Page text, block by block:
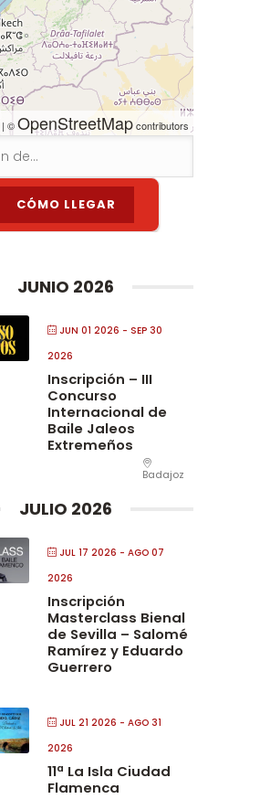
| ©OpenStreetMapcontributors
JUNIO 2026
JUN 01 2026 - SEP 30
2026
Inscripción – III
Concurso
Internacional de
Baile Jaleos
Extremeños
Badajoz
JULIO 2026
JUL 17 2026 - AGO 07
2026
Inscripción
Masterclass Bienal
de Sevilla – Salomé
Ramírez y Eduardo
Guerrero
JUL 21 2026 - AGO 31
2026
11ª La Isla Ciudad
Flamenca